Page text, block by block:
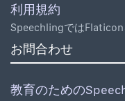
利用規約
SpeechlingではFlaticon
お問合わせ
教育のための